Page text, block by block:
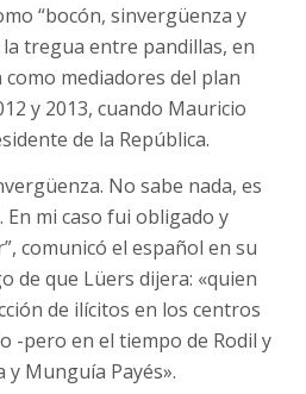
“bocón, sinvergüenza y
tregua entre pandillas, en
mediadores del plan
y 2013, cuando Mauricio
de la República.
No sabe nada, es
mi caso fui obligado y
comunicó el español en su
de que Lüers dijera: «quien
de ilícitos en los centros
-pero en el tiempo de Rodil y
y Munguía Payés».